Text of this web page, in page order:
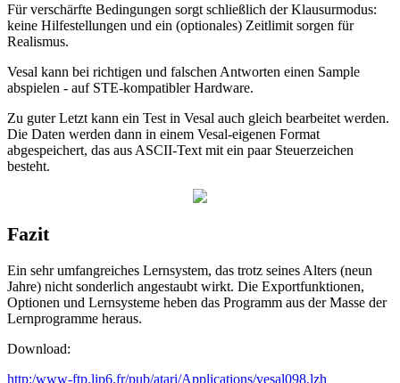
Für verschärfte Bedingungen sorgt schließlich der Klausurmodus:
keine Hilfestellungen und ein (optionales) Zeitlimit sorgen für
Realismus.
Vesal kann bei richtigen und falschen Antworten einen Sample
abspielen - auf STE-kompatibler Hardware.
Zu guter Letzt kann ein Test in Vesal auch gleich bearbeitet werden.
Die Daten werden dann in einem Vesal-eigenen Format
abgespeichert, das aus ASCII-Text mit ein paar Steuerzeichen
besteht.
Fazit
Ein sehr umfangreiches Lernsystem, das trotz seines Alters (neun
Jahre) nicht sonderlich angestaubt wirkt. Die Exportfunktionen,
Optionen und Lernsysteme heben das Programm aus der Masse der
Lernprogramme heraus.
Download:
http:/www-ftp.lip6.fr/pub/atari/Applications/vesal098.lzh